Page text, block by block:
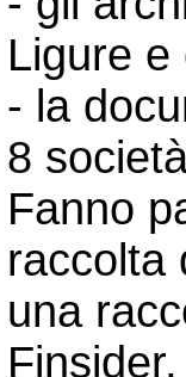
Ligure e
- la
8
Fanno
raccolta
una